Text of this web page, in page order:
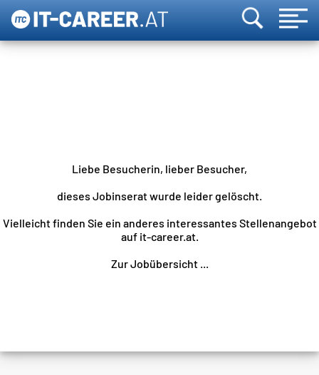
Liebe Besucherin, lieber Besucher,
dieses Jobinserat wurde leider gelöscht.
Vielleicht finden Sie ein anderes interessantes Stellenangebot
auf it-career.at.
Zur Jobübersicht ...